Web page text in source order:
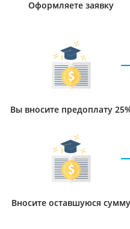
Оформляете заявку
Вы вносите предоплату
Вносите оставшуюся сумму